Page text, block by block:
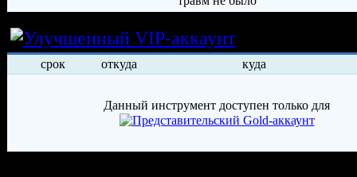
Условия
срок откуда куда
Данный инструмент доступен только для